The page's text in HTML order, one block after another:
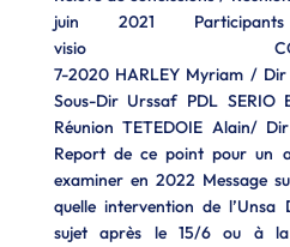
juin 2021
visio COJEAN
7-2020 HARLEY Myriam /
Sous-Dir Urssaf PDL
Réunion TETEDOIE Alain/
Report de ce point pour un
examiner en 2022 Message
quelle intervention de l’Unsa
sujet après le 15/6 ou à la